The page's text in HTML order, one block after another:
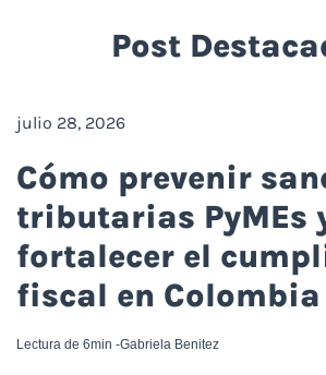
Post
julio 28, 2026
Cómo prevenir
tributarias PyMEs
fortalecer el
fiscal en Colombia
Gabriela Benitez
Lectura de 6min -